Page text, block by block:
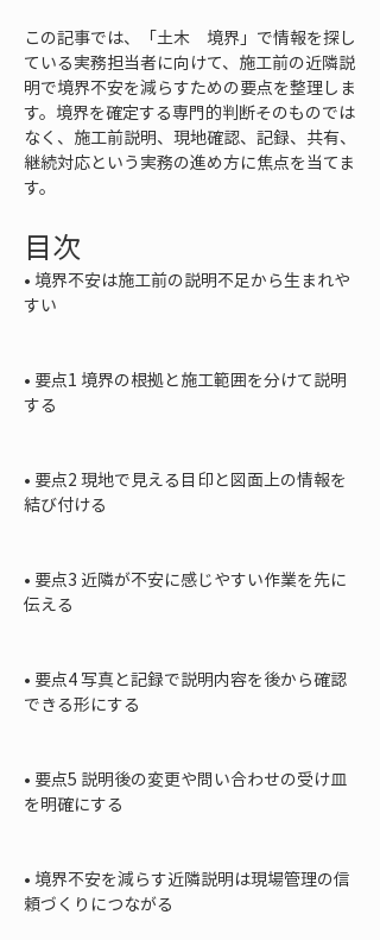
この記事では、「土木　境界」で情報を探し
ている実務担当者に向けて、施工前の近隣説
明で境界不安を減らすための要点を整理しま
す。境界を確定する専門的判断そのものでは
なく、施工前説明、現地確認、記録、共有、
継続対応という実務の進め方に焦点を当てま
す。
目次
• 境界不安は施工前の説明不足から生まれや
すい
• 要点1 境界の根拠と施工範囲を分けて説明
する
• 要点2 現地で見える目印と図面上の情報を
結び付ける
• 要点3 近隣が不安に感じやすい作業を先に
伝える
• 要点4 写真と記録で説明内容を後から確認
できる形にする
• 要点5 説明後の変更や問い合わせの受け皿
を明確にする
• 境界不安を減らす近隣説明は現場管理の信
頼づくりにつながる